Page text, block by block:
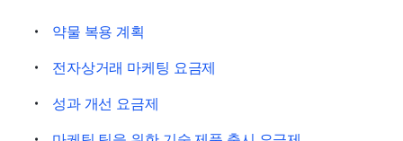
약물 복용 계획
전자상거래 마케팅 요금제
성과 개선 요금제